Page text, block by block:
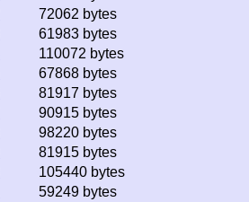
72062 bytes
61983 bytes
110072 bytes
67868 bytes
81917 bytes
90915 bytes
98220 bytes
81915 bytes
105440 bytes
59249 bytes